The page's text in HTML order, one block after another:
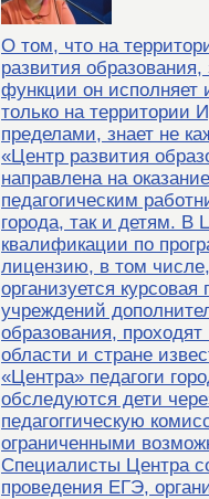
О том, что на
развития
функции он исполняет
только на территории
пределами, знает не
«Центр развития
направлена на
педагогическим
города, так и детям. В
квалификации по
лицензию, в том
организуется
учреждений
образования,
области и стране
«Центра» педагоги
обследуются дети
педагоггическую
ограниченными
Специалисты Центра
проведения ЕГЭ,